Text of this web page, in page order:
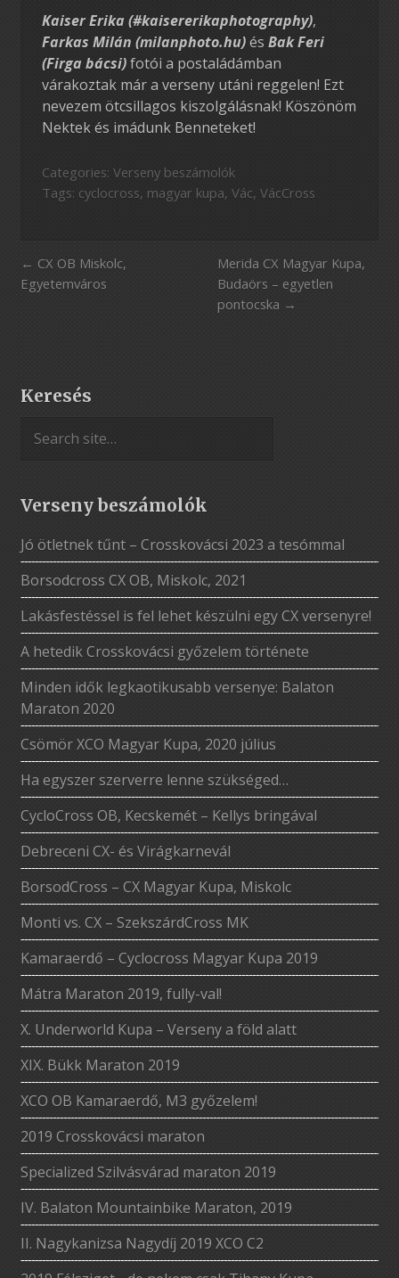
Kaiser Erika (#kaisererikaphotography),
Farkas Milán (milanphoto.hu)és Bak Feri
(Firga bácsi)fotói a postaládámban
várakoztak már a verseny utáni reggelen! Ezt
nevezem ötcsillagos kiszolgálásnak! Köszönöm
Nektek és imádunk Benneteket!
Categories: Verseny beszámolók
Tags: cyclocross, magyar kupa, Vác, VácCross
CX OB Miskolc,
Egyetemváros
Merida CX Magyar Kupa,
Budaörs – egyetlen
pontocska
Keresés
Verseny beszámolók
Jó ötletnek tűnt – Crosskovácsi 2023 a tesómmal
Borsodcross CX OB, Miskolc, 2021
Lakásfestéssel is fel lehet készülni egy CX versenyre!
A hetedik Crosskovácsi győzelem története
Minden idők legkaotikusabb versenye: Balaton
Maraton 2020
Csömör XCO Magyar Kupa, 2020 július
Ha egyszer szerverre lenne szükséged…
CycloCross OB, Kecskemét – Kellys bringával
Debreceni CX- és Virágkarnevál
BorsodCross – CX Magyar Kupa, Miskolc
Monti vs. CX – SzekszárdCross MK
Kamaraerdő – Cyclocross Magyar Kupa 2019
Mátra Maraton 2019, fully-val!
X. Underworld Kupa – Verseny a föld alatt
XIX. Bükk Maraton 2019
XCO OB Kamaraerdő, M3 győzelem!
2019 Crosskovácsi maraton
Specialized Szilvásvárad maraton 2019
IV. Balaton Mountainbike Maraton, 2019
II. Nagykanizsa Nagydíj 2019 XCO C2